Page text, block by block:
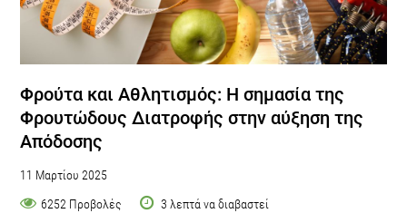
Φρούτα και Αθλητισμός: Η σημασία της
Φρουτώδους Διατροφής στην αύξηση της
Απόδοσης
11 Μαρτίου 2025
6252 Προβολές
3 λεπτά να διαβαστεί